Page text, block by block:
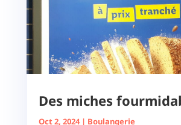
Des miches
Oct 2, 2024| Boulangerie